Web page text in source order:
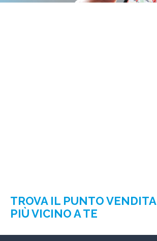
TROVA IL PUNTO VENDITA
PIÙ VICINO A TE